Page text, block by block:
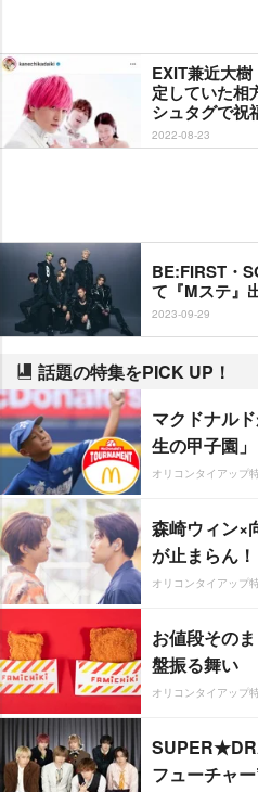
EXIT兼近大
定していた相
シュタグで祝
2022-08-23
BE:FIRST・
て『Mステ』
2023-09-29
話題の特集をPICK UP！
マクドナル
生の甲子園」
オリコンタイアップ
森崎ウィン×
が止まらん！
オリコンタイアップ
お値段その
盤振る舞い
オリコンタイアップ
フューチャ